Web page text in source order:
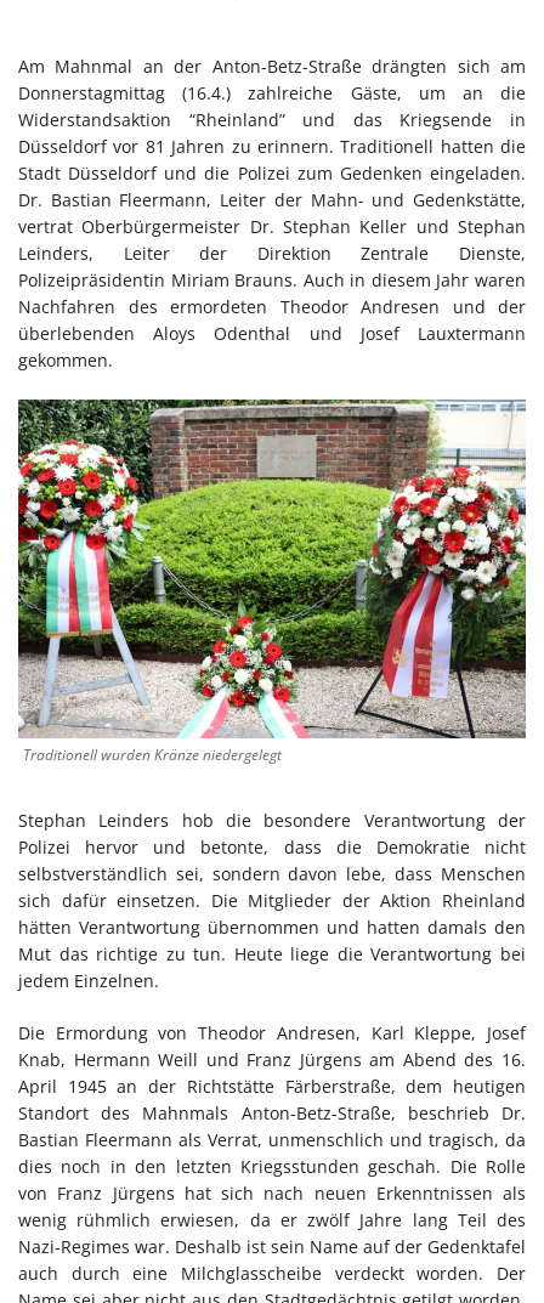
Am Mahnmal an der Anton-Betz-Straße drängten sich am
Donnerstagmittag (16.4.) zahlreiche Gäste, um an die
Widerstandsaktion “Rheinland” und das Kriegsende in
Düsseldorf vor 81 Jahren zu erinnern. Traditionell hatten die
Stadt Düsseldorf und die Polizei zum Gedenken eingeladen.
Dr. Bastian Fleermann, Leiter der Mahn- und Gedenkstätte,
vertrat Oberbürgermeister Dr. Stephan Keller und Stephan
Leinders, Leiter der Direktion Zentrale Dienste,
Polizeipräsidentin Miriam Brauns. Auch in diesem Jahr waren
Nachfahren des ermordeten Theodor Andresen und der
überlebenden Aloys Odenthal und Josef Lauxtermann
gekommen.
Traditionell wurden Kränze niedergelegt
Stephan Leinders hob die besondere Verantwortung der
Polizei hervor und betonte, dass die Demokratie nicht
selbstverständlich sei, sondern davon lebe, dass Menschen
sich dafür einsetzen. Die Mitglieder der Aktion Rheinland
hätten Verantwortung übernommen und hatten damals den
Mut das richtige zu tun. Heute liege die Verantwortung bei
jedem Einzelnen.
Die Ermordung von Theodor Andresen, Karl Kleppe, Josef
Knab, Hermann Weill und Franz Jürgens am Abend des 16.
April 1945 an der Richtstätte Färberstraße, dem heutigen
Standort des Mahnmals Anton-Betz-Straße, beschrieb Dr.
Bastian Fleermann als Verrat, unmenschlich und tragisch, da
dies noch in den letzten Kriegsstunden geschah. Die Rolle
von Franz Jürgens hat sich nach neuen Erkenntnissen als
wenig rühmlich erwiesen, da er zwölf Jahre lang Teil des
Nazi-Regimes war. Deshalb ist sein Name auf der Gedenktafel
auch durch eine Milchglasscheibe verdeckt worden. Der